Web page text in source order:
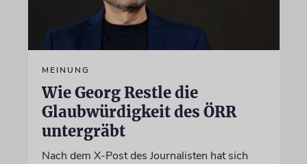
MEINUNG
Wie Georg Restle die
Glaubwürdigkeit des ÖRR
untergräbt
Nach dem X-Post des Journalisten hat sich